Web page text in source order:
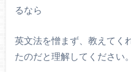
るなら
英文法を憎まず、教えてく
たのだと理解してください。